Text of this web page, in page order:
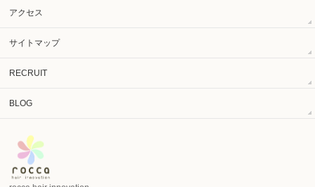
アクセス
サイトマップ
RECRUIT
BLOG